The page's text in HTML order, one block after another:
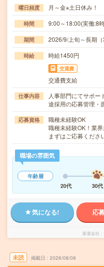
曜日頻度 月～金※土日休み！
時間 9:00～18:00(実働:8
期間 2026/9/上旬～長期
時給 時給1450円
交通費
交通費支給
仕事内容
人事部門にてサポー
途採用の応募管理・
応募資格
職種未経験OK
職種未経験OK！業
まずはご応募くださ
職場の雰囲気
年齢層
20代
30代
気になる! 応
派遣会社
未読 掲載日 2026/08/08